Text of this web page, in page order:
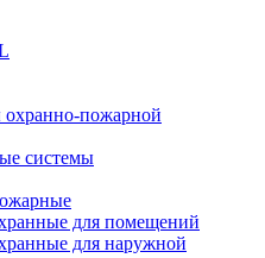
охранно-пожарной
системы
для помещений
для наружной